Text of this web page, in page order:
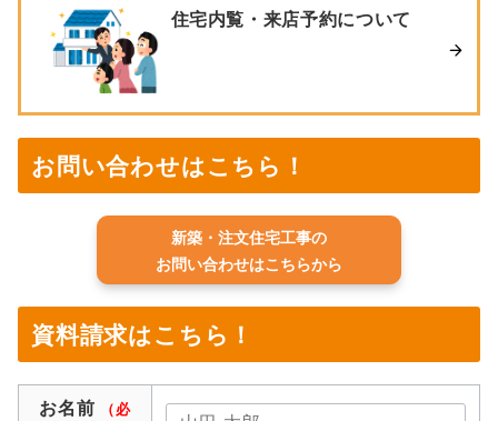
住宅内覧・来店予約について
お問い合わせはこちら！
新築・注文住宅工事の
お問い合わせはこちらから
資料請求はこちら！
お名前
（必